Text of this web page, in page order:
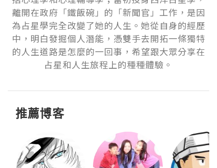
離開在政府「鐵飯碗」的「新聞官」工作，是因
為占星學完全改變了她的人生。她從自身的經歷
中，明白發掘個人潛能，憑雙手去開拓一條獨特
的人生道路是怎麼的一回事，希望跟大眾分享在
占星和人生旅程上的種種體驗。
推薦博客